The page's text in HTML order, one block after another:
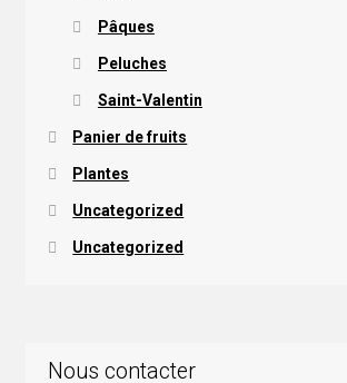
Pâques
Peluches
Saint-Valentin
Panier de fruits
Plantes
Uncategorized
Uncategorized
Nous contacter